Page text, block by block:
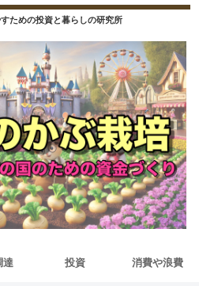
ための投資と暮らしの研究所
達 投資 消費や浪費